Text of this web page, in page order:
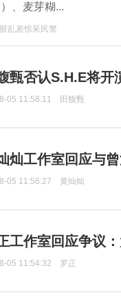
、麦芽糊...
乱差惊呆民警
甄否认S.H.E将
05 11:58:11 田馥甄
灿工作室回应与
05 11:56:27 黄灿灿
工作室回应争议
05 11:54:32 罗正